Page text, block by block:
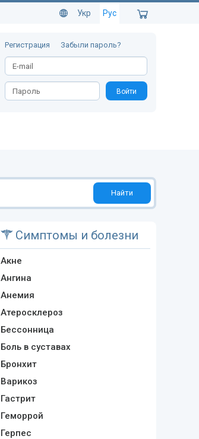
Укр Рус
Регистрация Забыли пароль?
Войти
Найти
Симптомы и болезни
Акне
Ангина
Анемия
Атеросклероз
Бессонница
Боль в суставах
Бронхит
Варикоз
Гастрит
Геморрой
Герпес